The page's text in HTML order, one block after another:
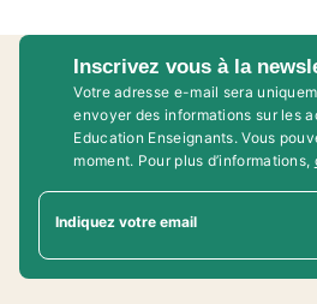
Inscrivez vous à la
Votre adresse e-mail sera
envoyer des informations sur les
Education Enseignants. Vous
moment. Pour plus d’informations,
Indiquez votre email